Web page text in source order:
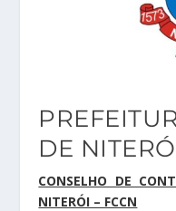
DE
CONSELHO DE
NITERÓI – FCCN